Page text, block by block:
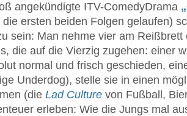
angekündigte ITV-ComedyDrama
die ersten beiden Folgen gelaufen)
sein: Man nehme vier am
die auf die Vierzig zugehen: einer
normal und frisch geschieden,
Underdog), stelle sie in einen
(die Lad Culture von Fußball,
erleben: Wie die Jungs mal